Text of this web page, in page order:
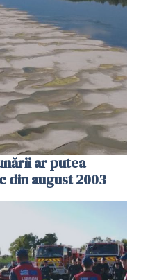
ar putea
din august 2003